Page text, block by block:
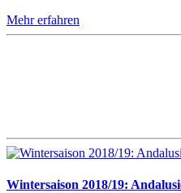
Mehr erfahren
Wintersaison 2018/19: